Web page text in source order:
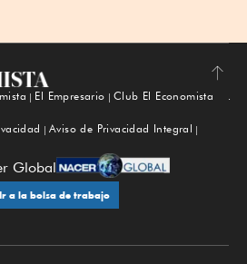
Subir
El Empresario
Club El Economista
Aviso de Privacidad Integral
Global
Ir a la bolsa de trabajo